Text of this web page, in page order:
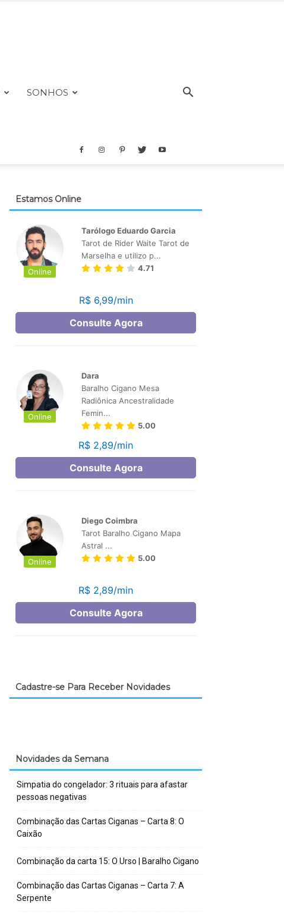
SONHOS
Estamos Online
Cadastre-se Para Receber Novidades
Novidades da Semana
Simpatia do congelador: 3 rituais para afastar
pessoas negativas
Combinação das Cartas Ciganas – Carta 8: O
Caixão
Combinação da carta 15: O Urso | Baralho Cigano
Combinação das Cartas Ciganas – Carta 7: A
Serpente